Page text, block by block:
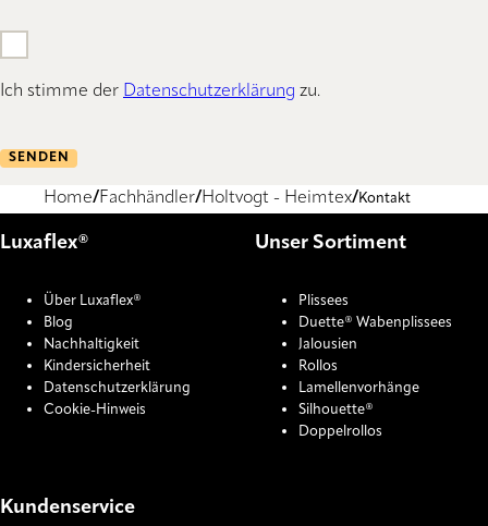
Ich stimme der Datenschutzerklärung zu.
SENDEN
Home Fachhändler Holtvogt - Heimtex Kontakt
Luxaflex®
Über Luxaflex®
Blog
Nachhaltigkeit
Kindersicherheit
Datenschutzerklärung
Cookie-Hinweis
Unser Sortiment
Plissees
Duette® Wabenplissees
Jalousien
Rollos
Lamellenvorhänge
Silhouette®
Doppelrollos
Kundenservice